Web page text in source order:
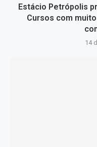
Estácio Petrópolis
Cursos com
14